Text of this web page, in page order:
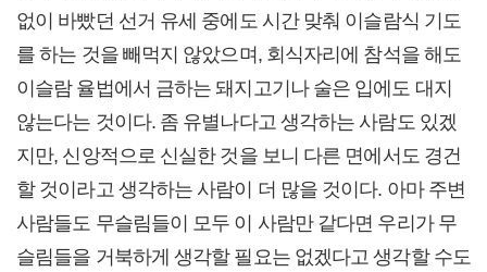
없이 바빴던 선거 유세 중에도 시간 맞춰 이슬람식 기도
를 하는 것을 빼먹지 않았으며, 회식자리에 참석을 해도
이슬람 율법에서 금하는 돼지고기나 술은 입에도 대지
않는다는 것이다. 좀 유별나다고 생각하는 사람도 있겠
지만, 신앙적으로 신실한 것을 보니 다른 면에서도 경건
할 것이라고 생각하는 사람이 더 많을 것이다. 아마 주변
사람들도 무슬림들이 모두 이 사람만 같다면 우리가 무
슬림들을 거북하게 생각할 필요는 없겠다고 생각할 수도